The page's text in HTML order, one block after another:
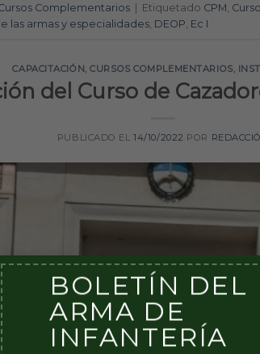
BOLETÍN DEL
ARMA DE
INFANTERÍA
Complementarios Etiquetado CPM
las armas y especialidades DEOP Ec I
CAPACITACIÓN ,CURSOS COMPLEMENTARIOS
del Curso de
PUBLICADO EL14/10/2022 POR